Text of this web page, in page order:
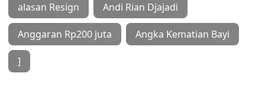
alasan Resign Andi Rian Djajadi
Anggaran Rp200 juta Angka Kematian Bayi
]